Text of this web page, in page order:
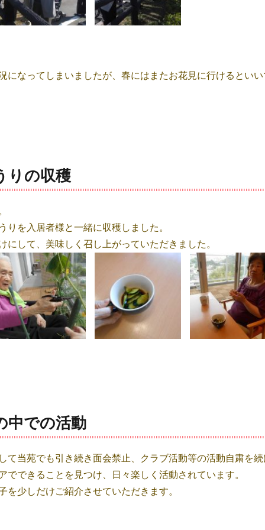
になってしまいましたが、春にはまたお花見に行けるといい
りの収穫
りを入居者様と一緒に収穫しました。
にして、美味しく召し上がっていただきました。
中での活動
て当苑でも引き続き面会禁止、クラブ活動等の活動自粛を続
でできることを見つけ、日々楽しく活動されています。
を少しだけご紹介させていただきます。